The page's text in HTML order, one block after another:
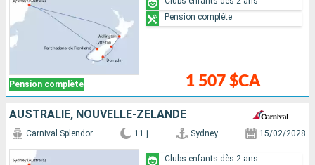
Pension complète 1 507 $CA
Pension complète
AUSTRALIE, NOUVELLE-ZÉLANDE
Carnival Splendor 11 j Sydney 15/02/2028
Clubs enfants dès 2 ans